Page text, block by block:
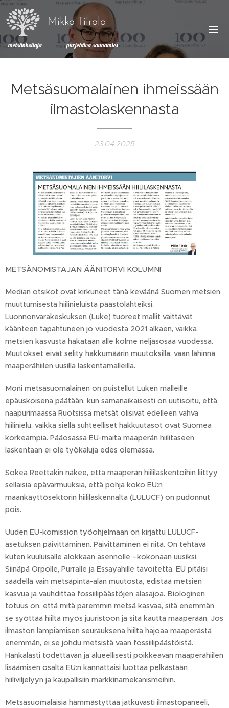
Mikko Tiirola
metsänhoitaja purjehtiva saunamies
Metsäsuomalainen ihmeissään
ilmastolaskennasta
23.04.2025
METSÄNOMISTAJAN ÄÄNITORVI KOLUMNI
Median otsikot ovat kirkuneet tänä keväänä Suomen metsien
muuttumisesta hiilinieluista päästölähteiksi.
Luonnonvarakeskuksen (Luke) tuoreet mallit väittävät
käänteen tapahtuneen jo vuodesta 2021 alkaen, vaikka
metsien kasvusta hakataan alle kolme neljäsosaa vuodessa.
Muutokset eivät selity hakkumäärin muutoksilla, vaan lähinnä
maaperähiilen uusilla laskentamalleilla.
Moni metsäsuomalainen on puistellut Luken malleille
epäuskoisena päätään, kun samanaikaisesti on uutisoitu, että
naapurimaassa Ruotsissa metsät olisivat edelleen vahva
hiilinielu, vaikka siellä suhteelliset hakkuutasot ovat Suomea
korkeampia. Pääosassa EU-maita maaperän hiilitaseen
laskentaan ei ole työkaluja edes olemassa.
Sokea Reettakin näkee, että maaperän hiililaskentoihin liittyy
sellaisia epävarmuuksia, että pohja koko EU:n
maankäyttösektorin hiililaskennalta (LULUCF) on pudonnut
pois.
Uuden EU-komission työohjelmaan on kirjattu LULUCF-
asetuksen päivittäminen. Päivittäminen ei riitä. On tehtävä
kuten kuuluisalle alokkaan asennolle –kokonaan uusiksi.
Siinäpä Orpolle, Purralle ja Essayahille tavoitetta. EU pitäisi
säädellä vain metsäpinta-alan muutosta, edistää metsien
kasvua ja vauhdittaa fossiilipäästöjen alasajoa. Biologinen
totuus on, että mitä paremmin metsä kasvaa, sitä enemmän
se syöttää hiiltä myös juuristoon ja sitä kautta maaperään. Jos
ilmaston lämpiämisen seurauksena hiiltä hajoaa maaperästä
enemmän, ei se johdu metsistä vaan fossiilipäästöistä.
Hankalasti todettavan ja alueellisesti poikkeavan maaperähiilen
lisäämisen osalta EU:n kannattaisi luottaa pelkästään
hiiliviljelyyn ja kaupallisiin markkinamekanismeihin.
Metsäsuomalaisia hämmästyttää jatkuvasti ilmastopaneeli,